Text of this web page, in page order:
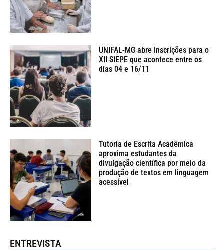
UNIFAL-MG abre inscrições para o
XII SIEPE que acontece entre os
dias 04 e 16/11
Tutoria de Escrita Acadêmica
aproxima estudantes da
divulgação científica por meio da
produção de textos em linguagem
acessível
ENTREVISTA